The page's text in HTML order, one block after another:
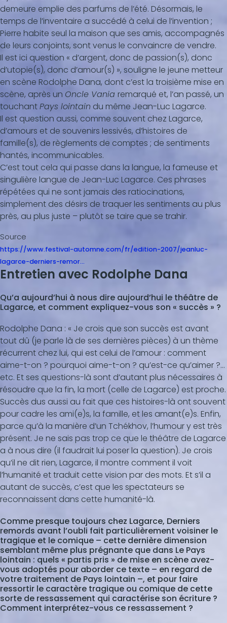
demeure emplie des parfums de l’été. Désormais, le
temps de l’inventaire a succédé à celui de l’invention ;
Pierre habite seul la maison que ses amis, accompagnés
de leurs conjoints, sont venus le convaincre de vendre.
Il est ici question « d’argent, donc de passion(s), donc
d’utopie(s), donc d’amour(s) », souligne le jeune metteur
en scène Rodolphe Dana, dont c’est la troisième mise en
scène, après un Oncle Vania remarqué et, l’an passé, un
touchantPays lointain du même Jean-Luc Lagarce.
Il est question aussi, comme souvent chez Lagarce,
d’amours et de souvenirs lessivés, d’histoires de
famille(s), de règlements de comptes ; de sentiments
hantés, incommunicables.
C’est tout cela qui passe dans la langue, la fameuse et
singulière langue de Jean-Luc Lagarce. Ces phrases
répétées qui ne sont jamais des ratiocinations,
simplement des désirs de traquer les sentiments au plus
près, au plus juste – plutôt se taire que se trahir.
Source
https://www.festival-automne.com/fr/edition-2007/jeanluc-
lagarce-derniers-remor…
Entretien avec Rodolphe Dana
Qu’a aujourd’hui à nous dire aujourd’hui le théâtre de
Lagarce, et comment expliquez-vous son « succès » ?
Rodolphe Dana : « Je crois que son succès est avant
tout dû (je parle là de ses dernières pièces) à un thème
récurrent chez lui, qui est celui de l’amour : comment
aime-t-on ? pourquoi aime-t-on ? qu’est-ce qu’aimer ?…
etc. Et ses questions-là sont d’autant plus nécessaires à
résoudre que la fin, la mort (celle de Lagarce) est proche.
Succès dus aussi au fait que ces histoires-là ont souvent
pour cadre les ami(e)s, la famille, et les amant(e)s. Enfin,
parce qu’à la manière d’un Tchékhov, l’humour y est très
présent. Je ne sais pas trop ce que le théâtre de Lagarce
a à nous dire (il faudrait lui poser la question). Je crois
qu’il ne dit rien, Lagarce, il montre comment il voit
l’humanité et traduit cette vision par des mots. Et s’il a
autant de succès, c’est que les spectateurs se
reconnaissent dans cette humanité-là.
Comme presque toujours chez Lagarce, Derniers
remords avant l’oubli fait particulièrement voisiner le
tragique et le comique – cette dernière dimension
semblant même plus prégnante que dans Le Pays
lointain : quels « partis pris » de mise en scène avez-
vous adoptés pour aborder ce texte – en regard de
votre traitement de Pays lointain –, et pour faire
ressortir le caractère tragique ou comique de cette
sorte de ressassement qui caractérise son écriture ?
Comment interprétez-vous ce ressassement ?